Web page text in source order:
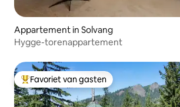
Appartement in Solvang
Hygge-torenappartement
Topfavoriet van gasten
Favoriet van gasten